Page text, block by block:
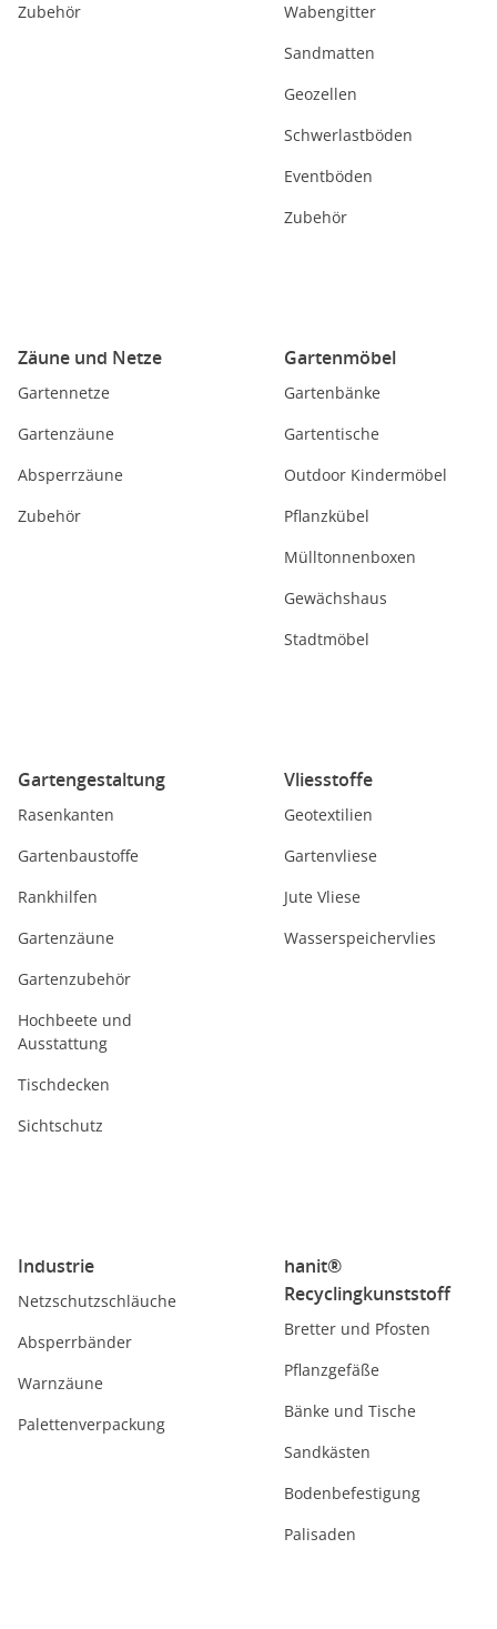
Zubehör
Wabengitter
Sandmatten
Geozellen
Schwerlastböden
Eventböden
Zubehör
Zäune und Netze
Gartennetze
Gartenzäune
Absperrzäune
Zubehör
Gartenmöbel
Gartenbänke
Gartentische
Outdoor Kindermöbel
Pflanzkübel
Mülltonnenboxen
Gewächshaus
Stadtmöbel
Gartengestaltung
Rasenkanten
Gartenbaustoffe
Rankhilfen
Gartenzäune
Gartenzubehör
Hochbeete und
Ausstattung
Tischdecken
Sichtschutz
Vliesstoffe
Geotextilien
Gartenvliese
Jute Vliese
Wasserspeichervlies
Industrie
Netzschutzschläuche
Absperrbänder
Warnzäune
Palettenverpackung
hanit®
Recyclingkunststoff
Bretter und Pfosten
Pflanzgefäße
Bänke und Tische
Sandkästen
Bodenbefestigung
Palisaden